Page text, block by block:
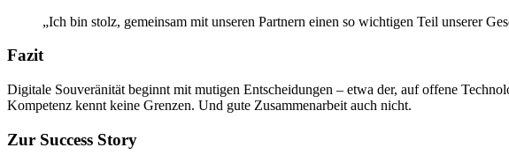
„Ich bin stolz, gemeinsam mit unseren Partnern einen so wichtigen Teil unserer
Fazit
Digitale Souveränität beginnt mit mutigen Entscheidungen – etwa der, auf offene
Kompetenz kennt keine Grenzen. Und gute Zusammenarbeit auch nicht.
Zur Success Story